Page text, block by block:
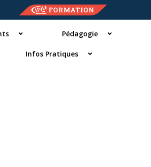
Pédagogie
Infos Pratiques